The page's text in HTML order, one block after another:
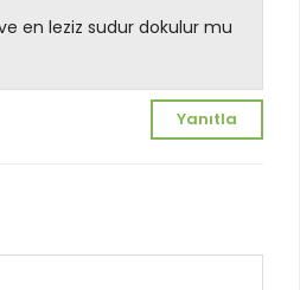
en leziz sudur dokulur mu
Yanıtla